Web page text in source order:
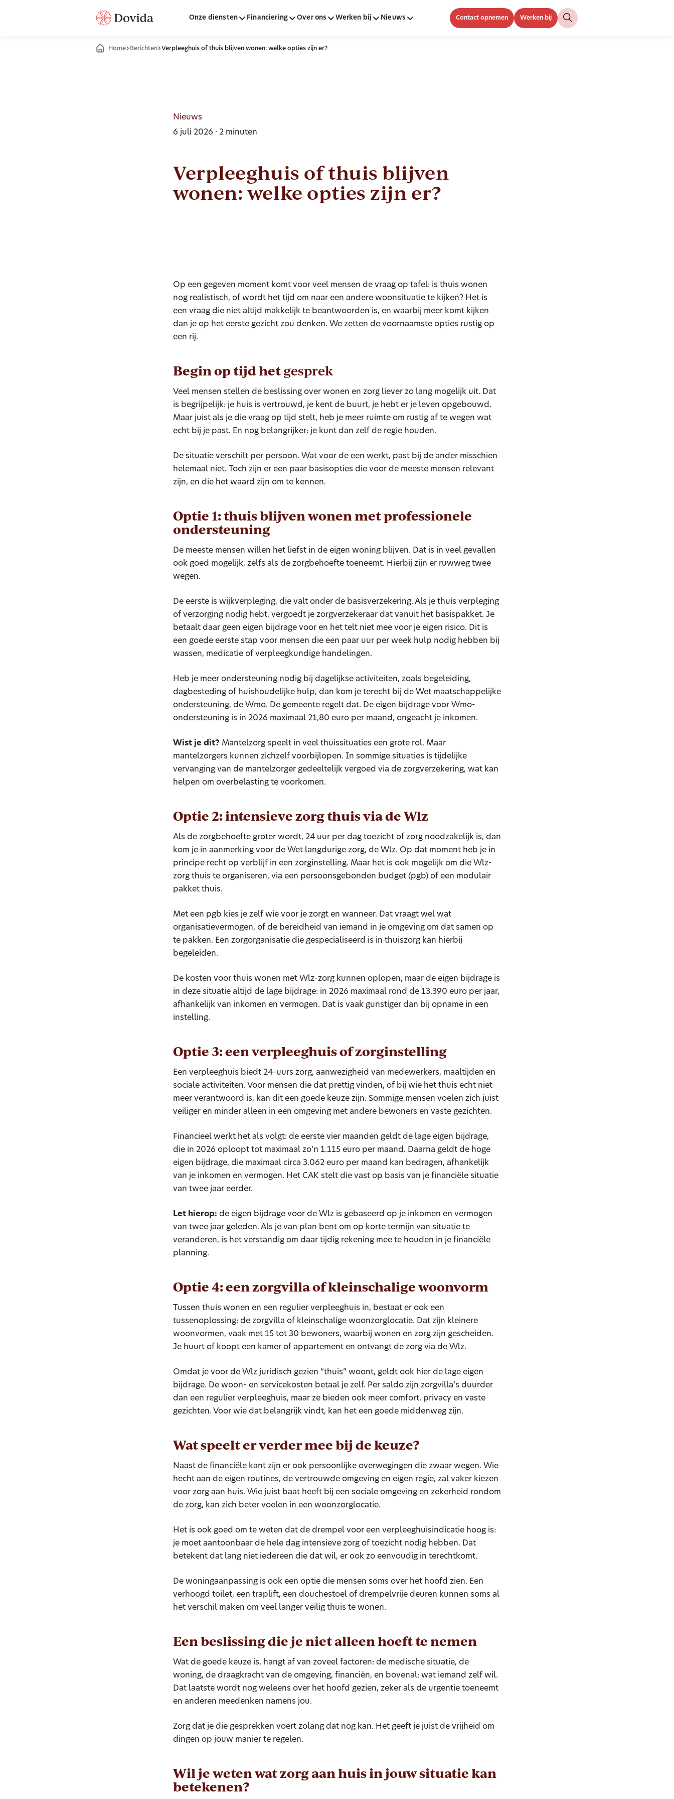
Onze diensten Financiering Over ons Werken bij Nieuws Contact opnemen Werken bij
Home Berichten Verpleeghuis of thuis blijven wonen: welke opties zijn er?
Nieuws
6 juli 2026 · 2 minuten
Verpleeghuis of thuis blijven
wonen: welke opties zijn er?
Op een gegeven moment komt voor veel mensen de vraag op tafel: is thuis wonen
nog realistisch, of wordt het tijd om naar een andere woonsituatie te kijken? Het is
een vraag die niet altijd makkelijk te beantwoorden is, en waarbij meer komt kijken
dan je op het eerste gezicht zou denken. We zetten de voornaamste opties rustig op
een rij.
Begin op tijd hetgesprek
Veel mensen stellen de beslissing over wonen en zorg liever zo lang mogelijk uit. Dat
is begrijpelijk: je huis is vertrouwd, je kent de buurt, je hebt er je leven opgebouwd.
Maar juist als je die vraag op tijd stelt, heb je meer ruimte om rustig af te wegen wat
echt bij je past. En nog belangrijker: je kunt dan zelf de regie houden.
De situatie verschilt per persoon. Wat voor de een werkt, past bij de ander misschien
helemaal niet. Toch zijn er een paar basisopties die voor de meeste mensen relevant
zijn, en die het waard zijn om te kennen.
Optie 1: thuis blijven wonen met professionele
ondersteuning
De meeste mensen willen het liefst in de eigen woning blijven. Dat is in veel gevallen
ook goed mogelijk, zelfs als de zorgbehoefte toeneemt. Hierbij zijn er ruwweg twee
wegen.
De eerste is wijkverpleging, die valt onder de basisverzekering. Als je thuis verpleging
of verzorging nodig hebt, vergoedt je zorgverzekeraar dat vanuit het basispakket. Je
betaalt daar geen eigen bijdrage voor en het telt niet mee voor je eigen risico. Dit is
een goede eerste stap voor mensen die een paar uur per week hulp nodig hebben bij
wassen, medicatie of verpleegkundige handelingen.
Heb je meer ondersteuning nodig bij dagelijkse activiteiten, zoals begeleiding,
dagbesteding of huishoudelijke hulp, dan kom je terecht bij de Wet maatschappelijke
ondersteuning, de Wmo. De gemeente regelt dat. De eigen bijdrage voor Wmo-
ondersteuning is in 2026 maximaal 21,80 euro per maand, ongeacht je inkomen.
Wist je dit? Mantelzorg speelt in veel thuissituaties een grote rol. Maar
mantelzorgers kunnen zichzelf voorbijlopen. In sommige situaties is tijdelijke
vervanging van de mantelzorger gedeeltelijk vergoed via de zorgverzekering, wat kan
helpen om overbelasting te voorkomen.
Optie 2: intensieve zorg thuis via de Wlz
Als de zorgbehoefte groter wordt, 24 uur per dag toezicht of zorg noodzakelijk is, dan
kom je in aanmerking voor de Wet langdurige zorg, de Wlz. Op dat moment heb je in
principe recht op verblijf in een zorginstelling. Maar het is ook mogelijk om die Wlz-
zorg thuis te organiseren, via een persoonsgebonden budget (pgb) of een modulair
pakket thuis.
Met een pgb kies je zelf wie voor je zorgt en wanneer. Dat vraagt wel wat
organisatievermogen, of de bereidheid van iemand in je omgeving om dat samen op
te pakken. Een zorgorganisatie die gespecialiseerd is in thuiszorg kan hierbij
begeleiden.
De kosten voor thuis wonen met Wlz-zorg kunnen oplopen, maar de eigen bijdrage is
in deze situatie altijd de lage bijdrage: in 2026 maximaal rond de 13.390 euro per jaar,
afhankelijk van inkomen en vermogen. Dat is vaak gunstiger dan bij opname in een
instelling.
Optie 3: een verpleeghuis of zorginstelling
Een verpleeghuis biedt 24-uurs zorg, aanwezigheid van medewerkers, maaltijden en
sociale activiteiten. Voor mensen die dat prettig vinden, of bij wie het thuis echt niet
meer verantwoord is, kan dit een goede keuze zijn. Sommige mensen voelen zich juist
veiliger en minder alleen in een omgeving met andere bewoners en vaste gezichten.
Financieel werkt het als volgt: de eerste vier maanden geldt de lage eigen bijdrage,
die in 2026 oploopt tot maximaal zo’n 1.115 euro per maand. Daarna geldt de hoge
eigen bijdrage, die maximaal circa 3.062 euro per maand kan bedragen, afhankelijk
van je inkomen en vermogen. Het CAK stelt die vast op basis van je financiële situatie
van twee jaar eerder.
Let hierop: de eigen bijdrage voor de Wlz is gebaseerd op je inkomen en vermogen
van twee jaar geleden. Als je van plan bent om op korte termijn van situatie te
veranderen, is het verstandig om daar tijdig rekening mee te houden in je financiële
planning.
Optie 4: een zorgvilla of kleinschalige woonvorm
Tussen thuis wonen en een regulier verpleeghuis in, bestaat er ook een
tussenoplossing: de zorgvilla of kleinschalige woonzorglocatie. Dat zijn kleinere
woonvormen, vaak met 15 tot 30 bewoners, waarbij wonen en zorg zijn gescheiden.
Je huurt of koopt een kamer of appartement en ontvangt de zorg via de Wlz.
Omdat je voor de Wlz juridisch gezien “thuis” woont, geldt ook hier de lage eigen
bijdrage. De woon- en servicekosten betaal je zelf. Per saldo zijn zorgvilla’s duurder
dan een regulier verpleeghuis, maar ze bieden ook meer comfort, privacy en vaste
gezichten. Voor wie dat belangrijk vindt, kan het een goede middenweg zijn.
Wat speelt er verder mee bij de keuze?
Naast de financiële kant zijn er ook persoonlijke overwegingen die zwaar wegen. Wie
hecht aan de eigen routines, de vertrouwde omgeving en eigen regie, zal vaker kiezen
voor zorg aan huis. Wie juist baat heeft bij een sociale omgeving en zekerheid rondom
de zorg, kan zich beter voelen in een woonzorglocatie.
Het is ook goed om te weten dat de drempel voor een verpleeghuisindicatie hoog is:
je moet aantoonbaar de hele dag intensieve zorg of toezicht nodig hebben. Dat
betekent dat lang niet iedereen die dat wil, er ook zo eenvoudig in terechtkomt.
De woningaanpassing is ook een optie die mensen soms over het hoofd zien. Een
verhoogd toilet, een traplift, een douchestoel of drempelvrije deuren kunnen soms al
het verschil maken om veel langer veilig thuis te wonen.
Een beslissing die je niet alleen hoeft te nemen
Wat de goede keuze is, hangt af van zoveel factoren: de medische situatie, de
woning, de draagkracht van de omgeving, financiën, en bovenal: wat iemand zelf wil.
Dat laatste wordt nog weleens over het hoofd gezien, zeker als de urgentie toeneemt
en anderen meedenken namens jou.
Zorg dat je die gesprekken voert zolang dat nog kan. Het geeft je juist de vrijheid om
dingen op jouw manier te regelen.
Wil je weten wat zorg aan huis in jouw situatie kan
betekenen?